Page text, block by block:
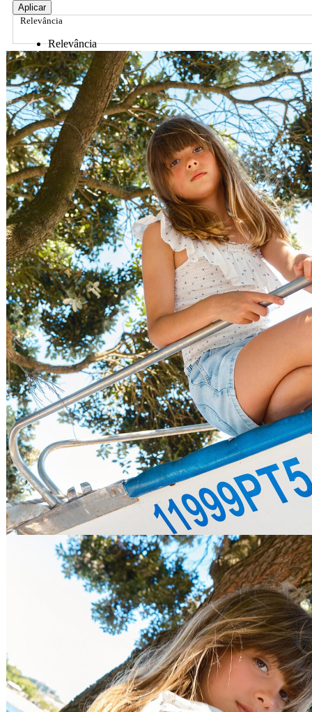
Aplicar
Relevância
Relevância
Preço Crescente
Preço Decrescente
Nome do Produto A - Z
Nome do Produto Z - A
Ordenar por
Relevância
Relevância
Preço Crescente
Preço Decrescente
Nome do Produto A - Z
Nome do Produto Z - A
Filtrar